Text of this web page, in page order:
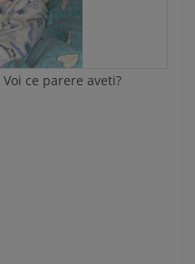
ce parere aveti?